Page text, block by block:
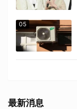
05
最新消息